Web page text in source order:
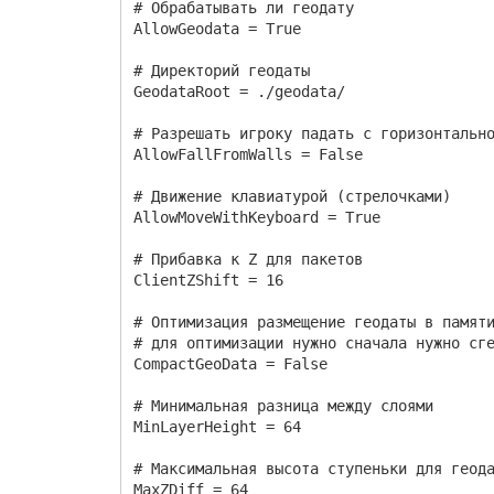
at
at
at java.lang.Thread.run(Unknown
at
# Обрабатывать ли геодату
AllowGeodata = True
# Директорий геодаты
GeodataRoot = ./geodata/
# Разрешать игроку падать с
AllowFallFromWalls = False
# Движение клавиатурой (стрелочками)
AllowMoveWithKeyboard = True
# Прибавка к Z для пакетов
ClientZShift = 16
# Оптимизация размещение геодаты в
# для оптимизации нужно сначала нужно
CompactGeoData = False
# Минимальная разница между слоями
MinLayerHeight = 64
# Максимальная высота ступеньки для
MaxZDiff = 64